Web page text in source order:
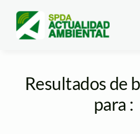
content
Resultados de
para :